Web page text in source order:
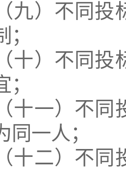
（九） 不同投
；
（十） 不同投
；
（十一） 不同
同一人 ；
（十二） 不同